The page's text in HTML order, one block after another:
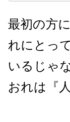
最初の方
れにとっ
いるじゃ
おれは『